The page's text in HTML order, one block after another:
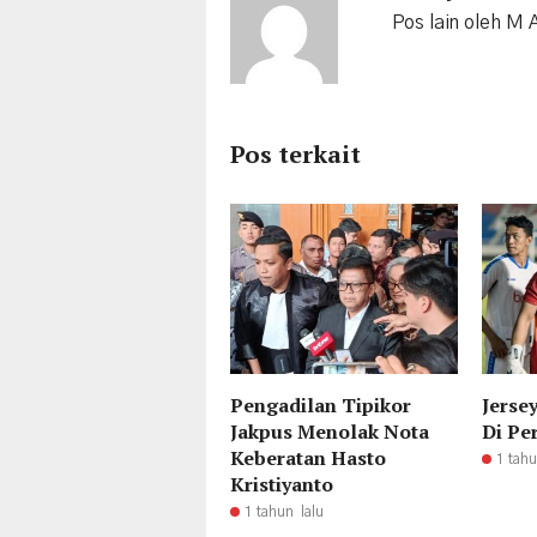
Pos lain oleh M
Pos terkait
Pengadilan Tipikor
Jakpus Menolak Nota
Keberatan Hasto
Kristiyanto
1 tahun lalu
Di
1